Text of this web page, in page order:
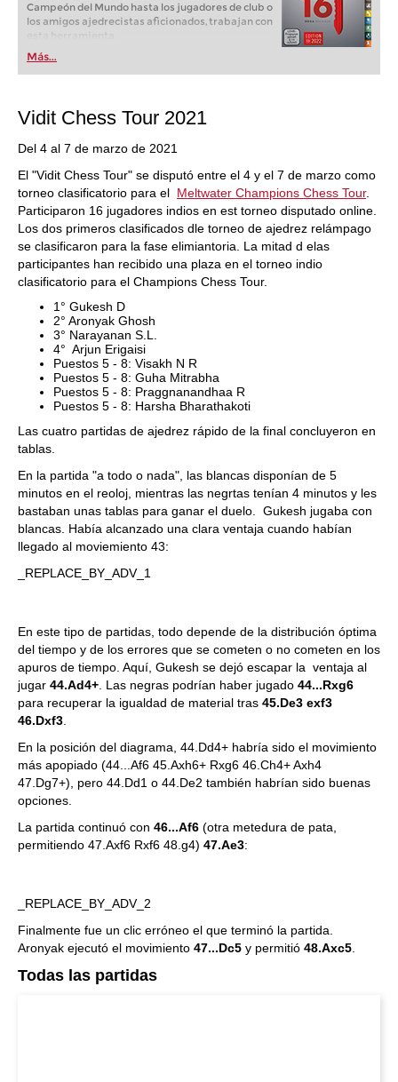
Campeón del Mundo hasta los jugadores de club o
los amigos ajedrecistas aficionados, trabajan con
Más...
Vidit Chess Tour 2021
Del 4 al 7 de marzo de 2021
El "Vidit Chess Tour" se disputó entre el 4 y el 7 de marzo como
torneo clasificatorio para el Meltwater Champions Chess Tour.
Participaron 16 jugadores indios en est torneo disputado online.
Los dos primeros clasificados dle torneo de ajedrez relámpago
se clasificaron para la fase elimiantoria. La mitad d elas
participantes han recibido una plaza en el torneo indio
clasificatorio para el Champions Chess Tour.
1° Gukesh D
2° Aronyak Ghosh
3° Narayanan S.L.
4° Arjun Erigaisi
Puestos 5 - 8: Visakh N R
Puestos 5 - 8: Guha Mitrabha
Puestos 5 - 8: Praggnanandhaa R
Puestos 5 - 8: Harsha Bharathakoti
Las cuatro partidas de ajedrez rápido de la final concluyeron en
tablas.
En la partida "a todo o nada", las blancas disponían de 5
minutos en el reoloj, mientras las negrtas tenían 4 minutos y les
bastaban unas tablas para ganar el duelo. Gukesh jugaba con
blancas. Había alcanzado una clara ventaja cuando habían
llegado al moviemiento 43:
_REPLACE_BY_ADV_1
En este tipo de partidas, todo depende de la distribución óptima
del tiempo y de los errores que se cometen o no cometen en los
apuros de tiempo. Aquí, Gukesh se dejó escapar la ventaja al
jugar 44.Ad4+ . Las negras podrían haber jugado 44...Rxg6
para recuperar la igualdad de material tras 45.De3 exf3
46.Dxf3
En la posición del diagrama, 44.Dd4+ habría sido el movimiento
más apopiado (44...Af6 45.Axh6+ Rxg6 46.Ch4+ Axh4
47.Dg7+), pero 44.Dd1 o 44.De2 también habrían sido buenas
opciones.
La partida continuó con 46...Af6 (otra metedura de pata,
permitiendo 47.Axf6 Rxf6 48.g4) 47.Ae3:
_REPLACE_BY_ADV_2
Finalmente fue un clic erróneo el que terminó la partida.
Aronyak ejecutó el movimiento 47...Dc5 y permitió 48.Axc5
Todas las partidas